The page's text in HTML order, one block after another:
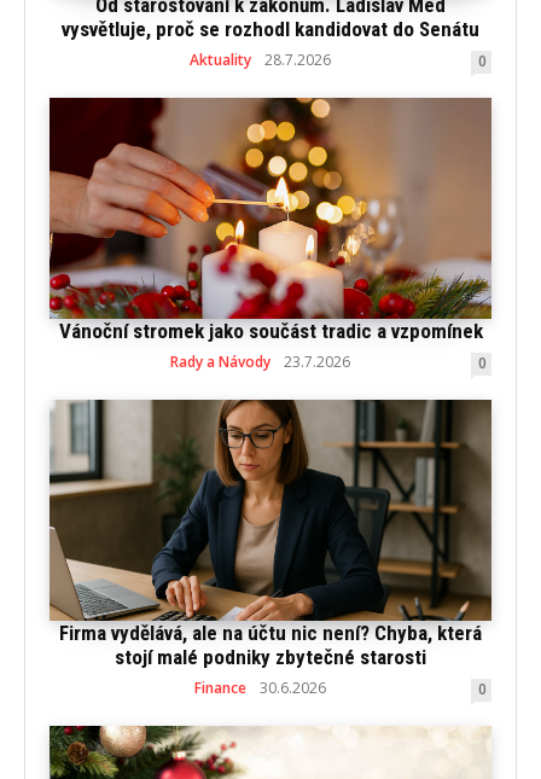
vysvětluje, proč se rozhodl kandidovat do Senátu
Aktuality 28.7.2026 0
Vánoční stromek jako součást tradic a vzpomínek
Rady a Návody 23.7.2026 0
Firma vydělává, ale na účtu nic není? Chyba, která
stojí malé podniky zbytečné starosti
Finance 30.6.2026 0